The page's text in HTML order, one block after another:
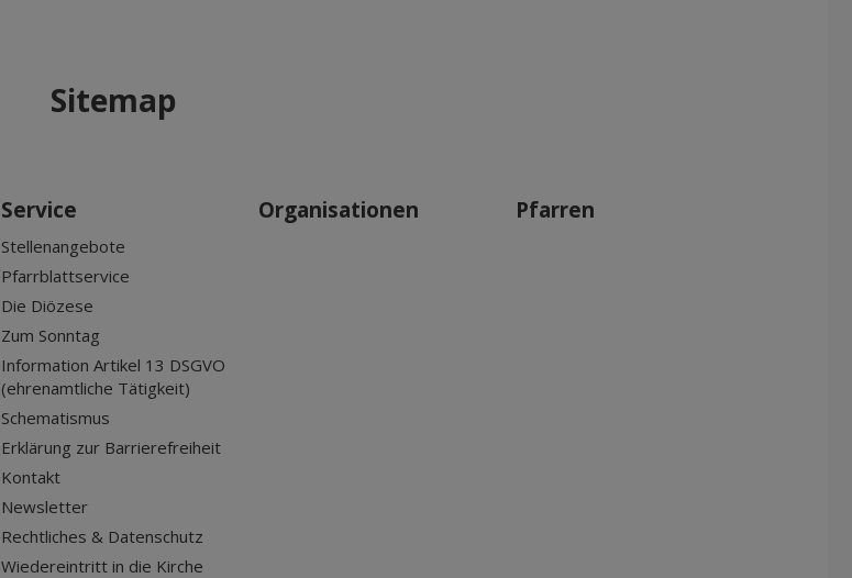
Sitemap
Service
Stellenangebote
Pfarrblattservice
Die Diözese
Zum Sonntag
Information Artikel 13 DSGVO
(ehrenamtliche Tätigkeit)
Schematismus
Erklärung zur Barrierefreiheit
Kontakt
Newsletter
Rechtliches & Datenschutz
Wiedereintritt in die Kirche
Organisationen Pfarren